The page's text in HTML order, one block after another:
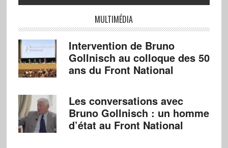
MULTIMÉDIA
Intervention de Bruno
Gollnisch au colloque des 50
ans du Front National
Les conversations avec
Bruno Gollnisch : un homme
d’état au Front National